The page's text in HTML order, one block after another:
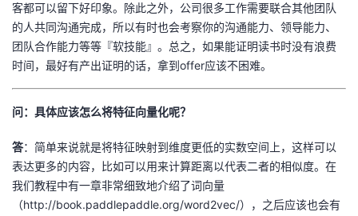
客都可以留下好印象。除此之外，公司很多工作需要联合其他团队
的人共同沟通完成，所以有时也会考察你的沟通能力、领导能力、
团队合作能力等等『软技能』。总之，如果能证明读书时没有浪费
时间，最好有产出证明的话，拿到offer应该不困难。
问：具体应该怎么将特征向量化呢？
答：简单来说就是将特征映射到维度更低的实数空间上，这样可以
表达更多的内容，比如可以用来计算距离以代表二者的相似度。在
我们教程中有一章非常细致地介绍了词向量
（http://book.paddlepaddle.org/word2vec/），之后应该也会有